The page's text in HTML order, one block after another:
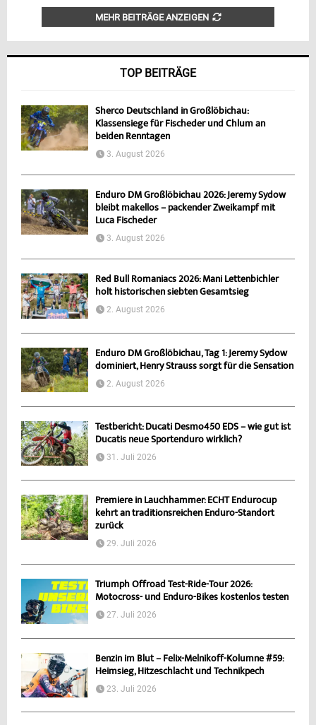
MEHR BEITRÄGE ANZEIGEN
TOP BEITRÄGE
Sherco Deutschland in Großlöbichau:
Klassensiege für Fischeder und Chlum an
beiden Renntagen
3. August 2026
Enduro DM Großlöbichau 2026: Jeremy Sydow
bleibt makellos – packender Zweikampf mit
Luca Fischeder
3. August 2026
Red Bull Romaniacs 2026: Mani Lettenbichler
holt historischen siebten Gesamtsieg
2. August 2026
Enduro DM Großlöbichau, Tag 1: Jeremy Sydow
dominiert, Henry Strauss sorgt für die Sensation
2. August 2026
Testbericht: Ducati Desmo450 EDS – wie gut ist
Ducatis neue Sportenduro wirklich?
31. Juli 2026
Premiere in Lauchhammer: ECHT Endurocup
kehrt an traditionsreichen Enduro-Standort
zurück
29. Juli 2026
Triumph Offroad Test-Ride-Tour 2026:
Motocross- und Enduro-Bikes kostenlos testen
27. Juli 2026
Benzin im Blut – Felix-Melnikoff-Kolumne #59:
Heimsieg, Hitzeschlacht und Technikpech
23. Juli 2026